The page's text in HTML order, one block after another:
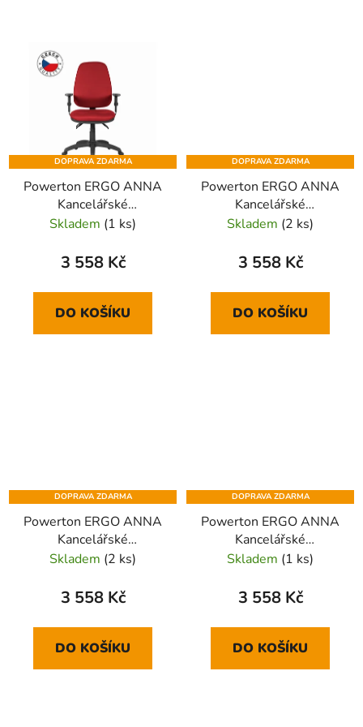
DOPRAVA ZDARMA
Powerton ERGO ANNA
Kancelářské
ergonomické křeslo,
Skladem (1 ks)
3 558 Kč
DO KOŠÍKU
DOPRAVA ZDARMA
Powerton ERGO ANNA
Kancelářské
ergonomické křeslo,
Skladem (2 ks)
3 558 Kč
DO KOŠÍKU
DOPRAVA ZDARMA
Powerton ERGO ANNA
Kancelářské
ergonomické křeslo,
Skladem (2 ks)
3 558 Kč
DO KOŠÍKU
DOPRAVA ZDARMA
Powerton ERGO ANNA
Kancelářské
ergonomické křeslo,
Skladem (1 ks)
3 558 Kč
DO KOŠÍKU